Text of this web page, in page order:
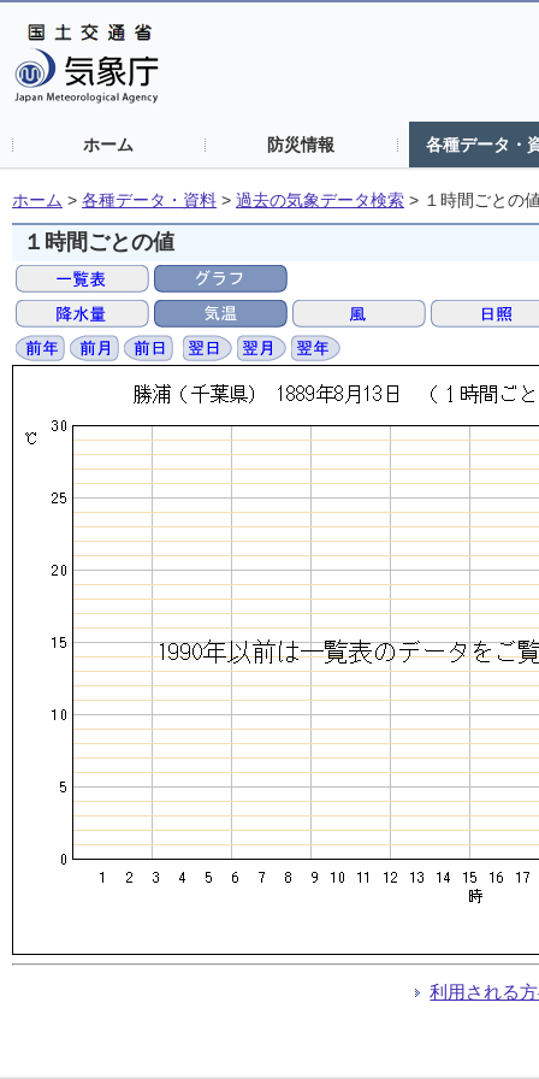
ホーム 防災情報 各種データ・
ホーム > 各種データ・資料 > 過去の気象データ検索 > １時間ごとの
１時間ごとの値
利用される